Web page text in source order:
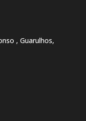
, Guarulhos,